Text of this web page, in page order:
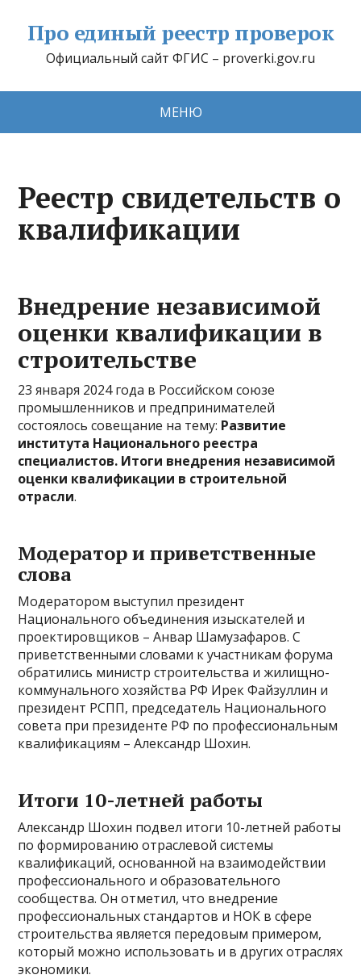
Про единый реестр проверок
Официальный сайт ФГИС – proverki.gov.ru
МЕНЮ
Реестр свидетельств о
квалификации
Внедрение независимой
оценки квалификации в
строительстве
23 января 2024 года в Российском союзе
промышленников и предпринимателей
состоялось совещание на тему: Развитие
института Национального реестра
специалистов. Итоги внедрения независимой
оценки квалификации в строительной
отрасли.
Модератор и приветственные
слова
Модератором выступил президент
Национального объединения изыскателей и
проектировщиков – Анвар Шамузафаров. С
приветственными словами к участникам форума
обратились министр строительства и жилищно-
коммунального хозяйства РФ Ирек Файзуллин и
президент РСПП, председатель Национального
совета при президенте РФ по профессиональным
квалификациям – Александр Шохин.
Итоги 10-летней работы
Александр Шохин подвел итоги 10-летней работы
по формированию отраслевой системы
квалификаций, основанной на взаимодействии
профессионального и образовательного
сообщества. Он отметил, что внедрение
профессиональных стандартов и НОК в сфере
строительства является передовым примером,
который можно использовать и в других отраслях
экономики.